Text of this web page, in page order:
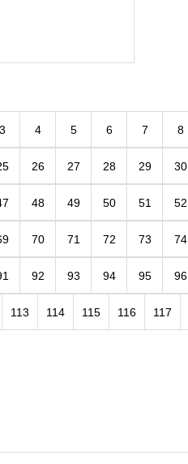
3 4 5 6 7 8
26 27 28 29 30
48 49 50 51 52
70 71 72 73 74
92 93 94 95 96
113 114 115 116 117